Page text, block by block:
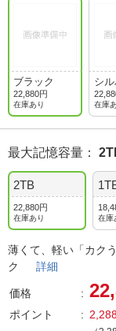
ブラック
22,880円
在庫あり
シ
在庫
最大記憶容量 ：
2TB
22,880円
在庫あり 在庫
薄くて、軽い「カク
ク 詳細
価格
ポイント